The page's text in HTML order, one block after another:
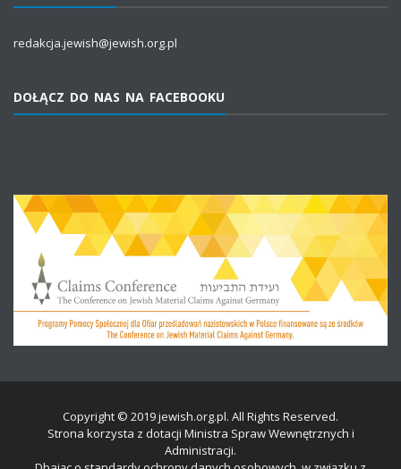
redakcja.jewish@jewish.org.pl
DOŁĄCZ DO NAS NA FACEBOOKU
Copyright © 2019 jewish.org.pl. All Rights Reserved.
Strona korzysta z dotacji Ministra Spraw Wewnętrznych i
Administracji.